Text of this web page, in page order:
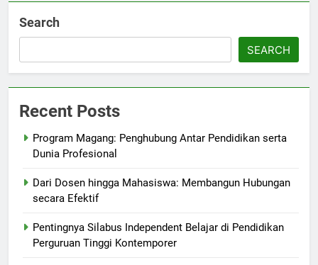
Search
SEARCH
Recent Posts
Program Magang: Penghubung Antar Pendidikan serta
Dunia Profesional
Dari Dosen hingga Mahasiswa: Membangun Hubungan
secara Efektif
Pentingnya Silabus Independent Belajar di Pendidikan
Perguruan Tinggi Kontemporer